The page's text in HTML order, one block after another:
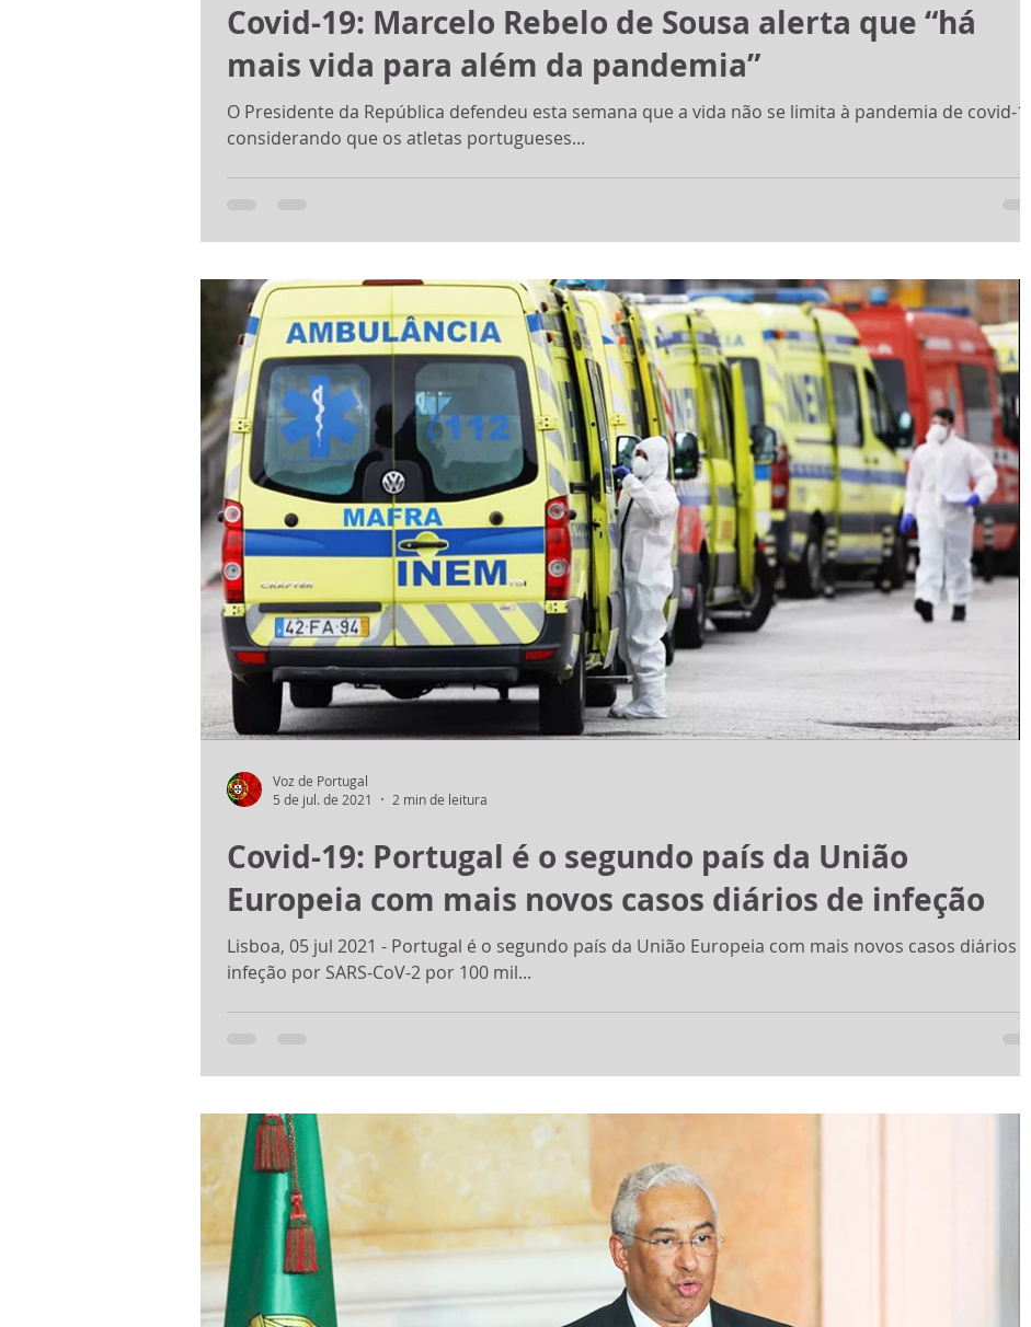
Covid-19: Marcelo Rebelo de Sousa alerta que “há
mais vida para além da pandemia”
O Presidente da República defendeu esta semana que a vida não se limita à pandemia de covid-19,
considerando que os atletas portugueses...
Covid-19: Portugal é o segundo país da União
Europeia com mais novos casos diários de infeção
Lisboa, 05 jul 2021 - Portugal é o segundo país da União Europeia com mais novos casos diários de
infeção por SARS-CoV-2 por 100 mil...
Voz de Portugal
5 de jul. de 2021
2 min de leitura